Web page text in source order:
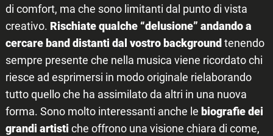
di comfort, ma che sono limitanti dal punto di vista
creativo. Rischiate qualche “delusione” andando a
cercare band distanti dal vostro backgroundtenendo
sempre presente che nella musica viene ricordato chi
riesce ad esprimersi in modo originale rielaborando
tutto quello che ha assimilato da altri in una nuova
forma. Sono molto interessanti anche le biografie dei
grandi artisti che offrono una visione chiara di come,